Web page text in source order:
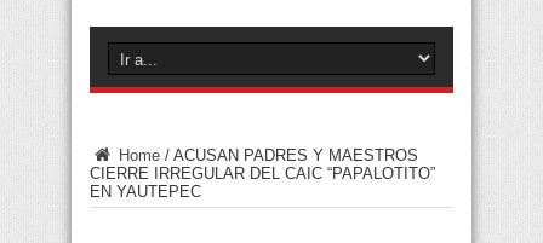
Home / ACUSAN PADRES Y MAESTROS
CIERRE IRREGULAR DEL CAIC “PAPALOTITO”
EN YAUTEPEC